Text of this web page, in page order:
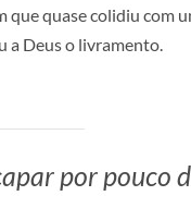
quase colidiu com
a Deus o livramento.
por pouco